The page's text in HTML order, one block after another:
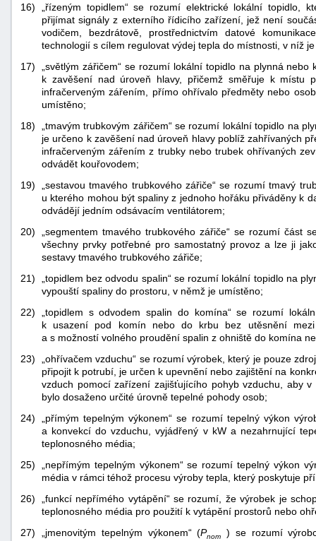
16)
„řízeným topidlem“ se rozumí elektrické lokální topidlo,
přijímat signály z externího řídicího zařízení, jež není
vodičem, bezdrátově, prostřednictvím datové
technologií s cílem regulovat výdej tepla do místnosti, v níž
17)
„světlým zářičem“ se rozumí lokální topidlo na plynná
k zavěšení nad úroveň hlavy, přičemž směřuje k místu
infračerveným zářením, přímo ohřívalo předměty nebo
umístěno;
18)
„tmavým trubkovým zářičem“ se rozumí lokální topidlo na
je určeno k zavěšení nad úroveň hlavy poblíž zahřívaných
infračerveným zářením z trubky nebo trubek ohřívaných
odvádět kouřovodem;
19)
„sestavou tmavého trubkového zářiče“ se rozumí tmavý
u kterého mohou být spaliny z jednoho hořáku přiváděny k
odvádějí jedním odsávacím ventilátorem;
20)
„segmentem tmavého trubkového zářiče“ se rozumí část
všechny prvky potřebné pro samostatný provoz a lze ji
sestavy tmavého trubkového zářiče;
21)
„topidlem bez odvodu spalin“ se rozumí lokální topidlo na
vypouští spaliny do prostoru, v němž je umístěno;
22)
„topidlem s odvodem spalin do komína“ se rozumí
k usazení pod komín nebo do krbu bez utěsnění
a s možností volného proudění spalin z ohniště do komína
23)
„ohřívačem vzduchu“ se rozumí výrobek, který je pouze
připojit k potrubí, je určen k upevnění nebo zajištění na
vzduch pomocí zařízení zajišťujícího pohyb vzduchu, aby
bylo dosaženo určité úrovně tepelné pohody osob;
24)
„přímým tepelným výkonem“ se rozumí tepelný výkon
a konvekcí do vzduchu, vyjádřený v kW a nezahrnující
teplonosného média;
25)
„nepřímým tepelným výkonem“ se rozumí tepelný výkon
média v rámci téhož procesu výroby tepla, který poskytuje
26)
„funkcí nepřímého vytápění“ se rozumí, že výrobek je
teplonosného média pro použití k vytápění prostorů nebo
27)
„jmenovitým tepelným výkonem“ (Pnom
) se rozumí